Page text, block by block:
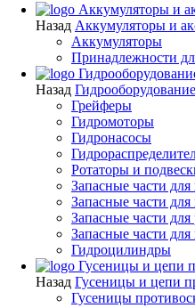
Аккумуляторы и
Назад Аккумуляторы и
Аккумуляторы
Принадлежности
Назад Гидрооборудование
Грейферы
Гидромоторы
Гидронасосы
Ротаторы и
Запасные части для
Запасные части
Запасные части для
Запасные части
Гидроцилиндры
Гусеницы и цепи
Назад Гусеницы и цепи
Гусеницы